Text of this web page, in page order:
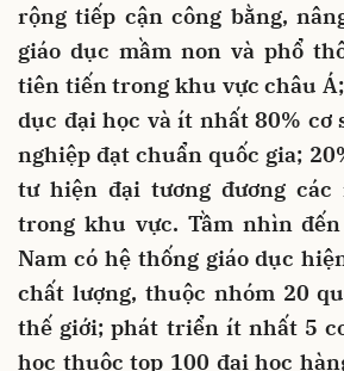
rộng tiếp cận công bằng,
giáo dục mầm non và phổ
tiên tiến trong khu vực châu Á;
dục đại học và ít nhất 80% cơ
nghiệp đạt chuẩn quốc gia;
tư hiện đại tương đương các
trong khu vực. Tầm nhìn
Nam có hệ thống giáo dục
chất lượng, thuộc nhóm 20
thế giới; phát triển ít nhất 5
học thuộc top 100 đại học